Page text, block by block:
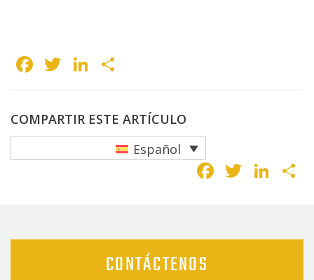
Facebook
TwitterLinkedIn
COMPARTIR ESTE ARTÍCULO
Español
CONTÁCTENOS